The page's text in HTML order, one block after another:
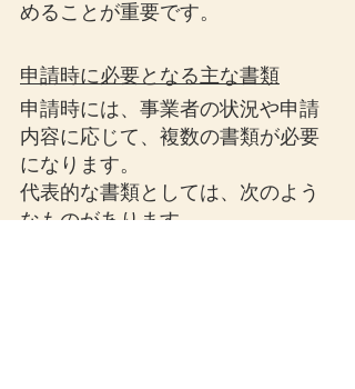
めることが重要です。
申請時に必要となる主な書類
申請時には、事業者の状況や申請
内容に応じて、複数の書類が必要
になります。
代表的な書類としては、次のよう
なものがあります。